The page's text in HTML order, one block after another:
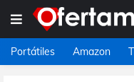
Portátiles Amazon